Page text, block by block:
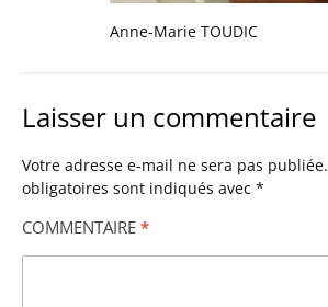
Anne-Marie TOUDIC
Laisser un commentaire
Votre adresse e-mail ne sera pas publiée.
obligatoires sont indiqués avec *
COMMENTAIRE *